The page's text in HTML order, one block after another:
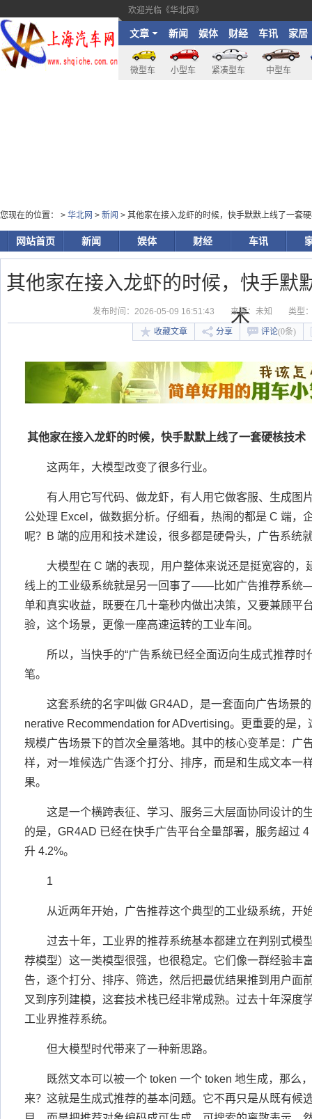
欢迎光临《华北网》
文章 新闻 娱体 财经 车讯 家居
微型车 小型车 紧凑型车 中型车
您现在的位置： > 华北网 > 新闻 > 其他家在接入龙虾的时候，快手默默上线了一套
网站首页 新闻 娱体 财经 车讯
其他家在接入龙虾的时候，快手默
术
发布时间：2026-05-09 16:51:43 来源：未知 类型
收藏文章 分享 评论(0条)
其他家在接入龙虾的时候，快手默默上线了一套硬核技术
这两年，大模型改变了很多行业。
有人用它写代码、做龙虾，有人用它做客服、生成图
公处理 Excel，做数据分析。仔细看，热闹的都是 C 端，
呢？B 端的应用和技术建设，很多都是硬骨头，广告系统
大模型在 C 端的表现，用户整体来说还是挺宽容的，
线上的工业级系统就是另一回事了——比如广告推荐系统
单和真实收益，既要在几十毫秒内做出决策，又要兼顾平
验，这个场景，更像一座高速运转的工业车间。
所以，当快手的“广告系统已经全面迈向生成式推荐时
笔。
这套系统的名字叫做 GR4AD，是一套面向广告场景
nerative Recommendation for ADvertising。更重要的是
规模广告场景下的首次全量落地。其中的核心变革是：广
样，对一堆候选广告逐个打分、排序，而是和生成文本一
果。
这是一个横跨表征、学习、服务三大层面协同设计的
的是，GR4AD 已经在快手广告平台全量部署，服务超过
升 4.2%。
1
从近两年开始，广告推荐这个典型的工业级系统，开
过去十年，工业界的推荐系统基本都建立在判别式模
荐模型）这一类模型很强，也很稳定。它们像一群经验丰
告，逐个打分、排序、筛选，然后把最优结果推到用户面
叉到序列建模，这套技术栈已经非常成熟。过去十年深度
工业界推荐系统。
但大模型时代带来了一种新思路。
既然文本可以被一个 token 一个 token 地生成，那么
来？这就是生成式推荐的基本问题。它不再只是从既有候